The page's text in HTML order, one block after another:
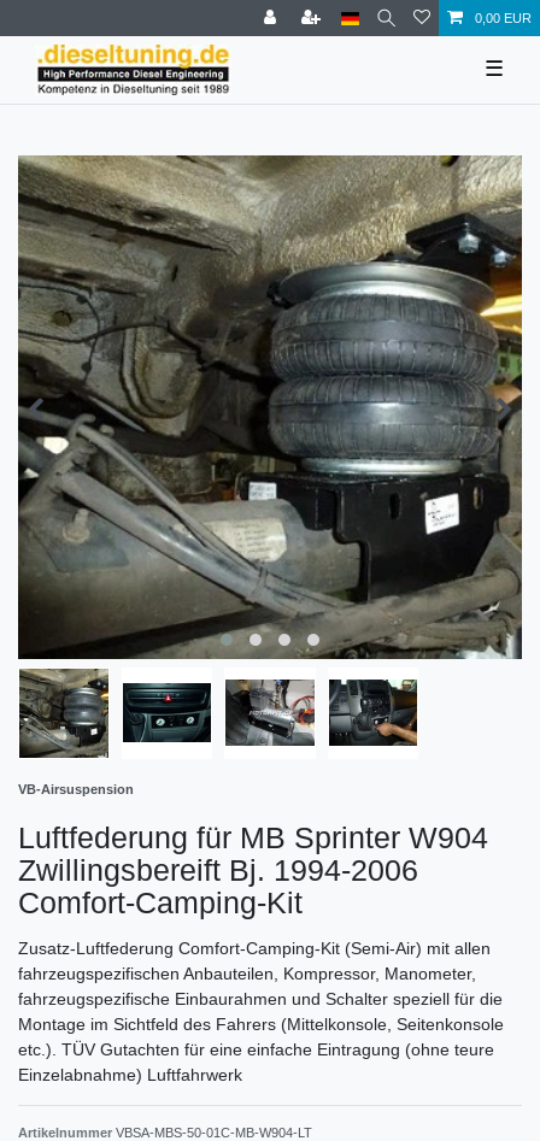
0,00 EUR
☰
VB-Airsuspension
Luftfederung für MB Sprinter W904
Zwillingsbereift Bj. 1994-2006
Comfort-Camping-Kit
Zusatz-Luftfederung Comfort-Camping-Kit (Semi-Air) mit allen
fahrzeugspezifischen Anbauteilen, Kompressor, Manometer,
fahrzeugspezifische Einbaurahmen und Schalter speziell für die
Montage im Sichtfeld des Fahrers (Mittelkonsole, Seitenkonsole
etc.). TÜV Gutachten für eine einfache Eintragung (ohne teure
Einzelabnahme) Luftfahrwerk
Artikelnummer VBSA-MBS-50-01C-MB-W904-LT